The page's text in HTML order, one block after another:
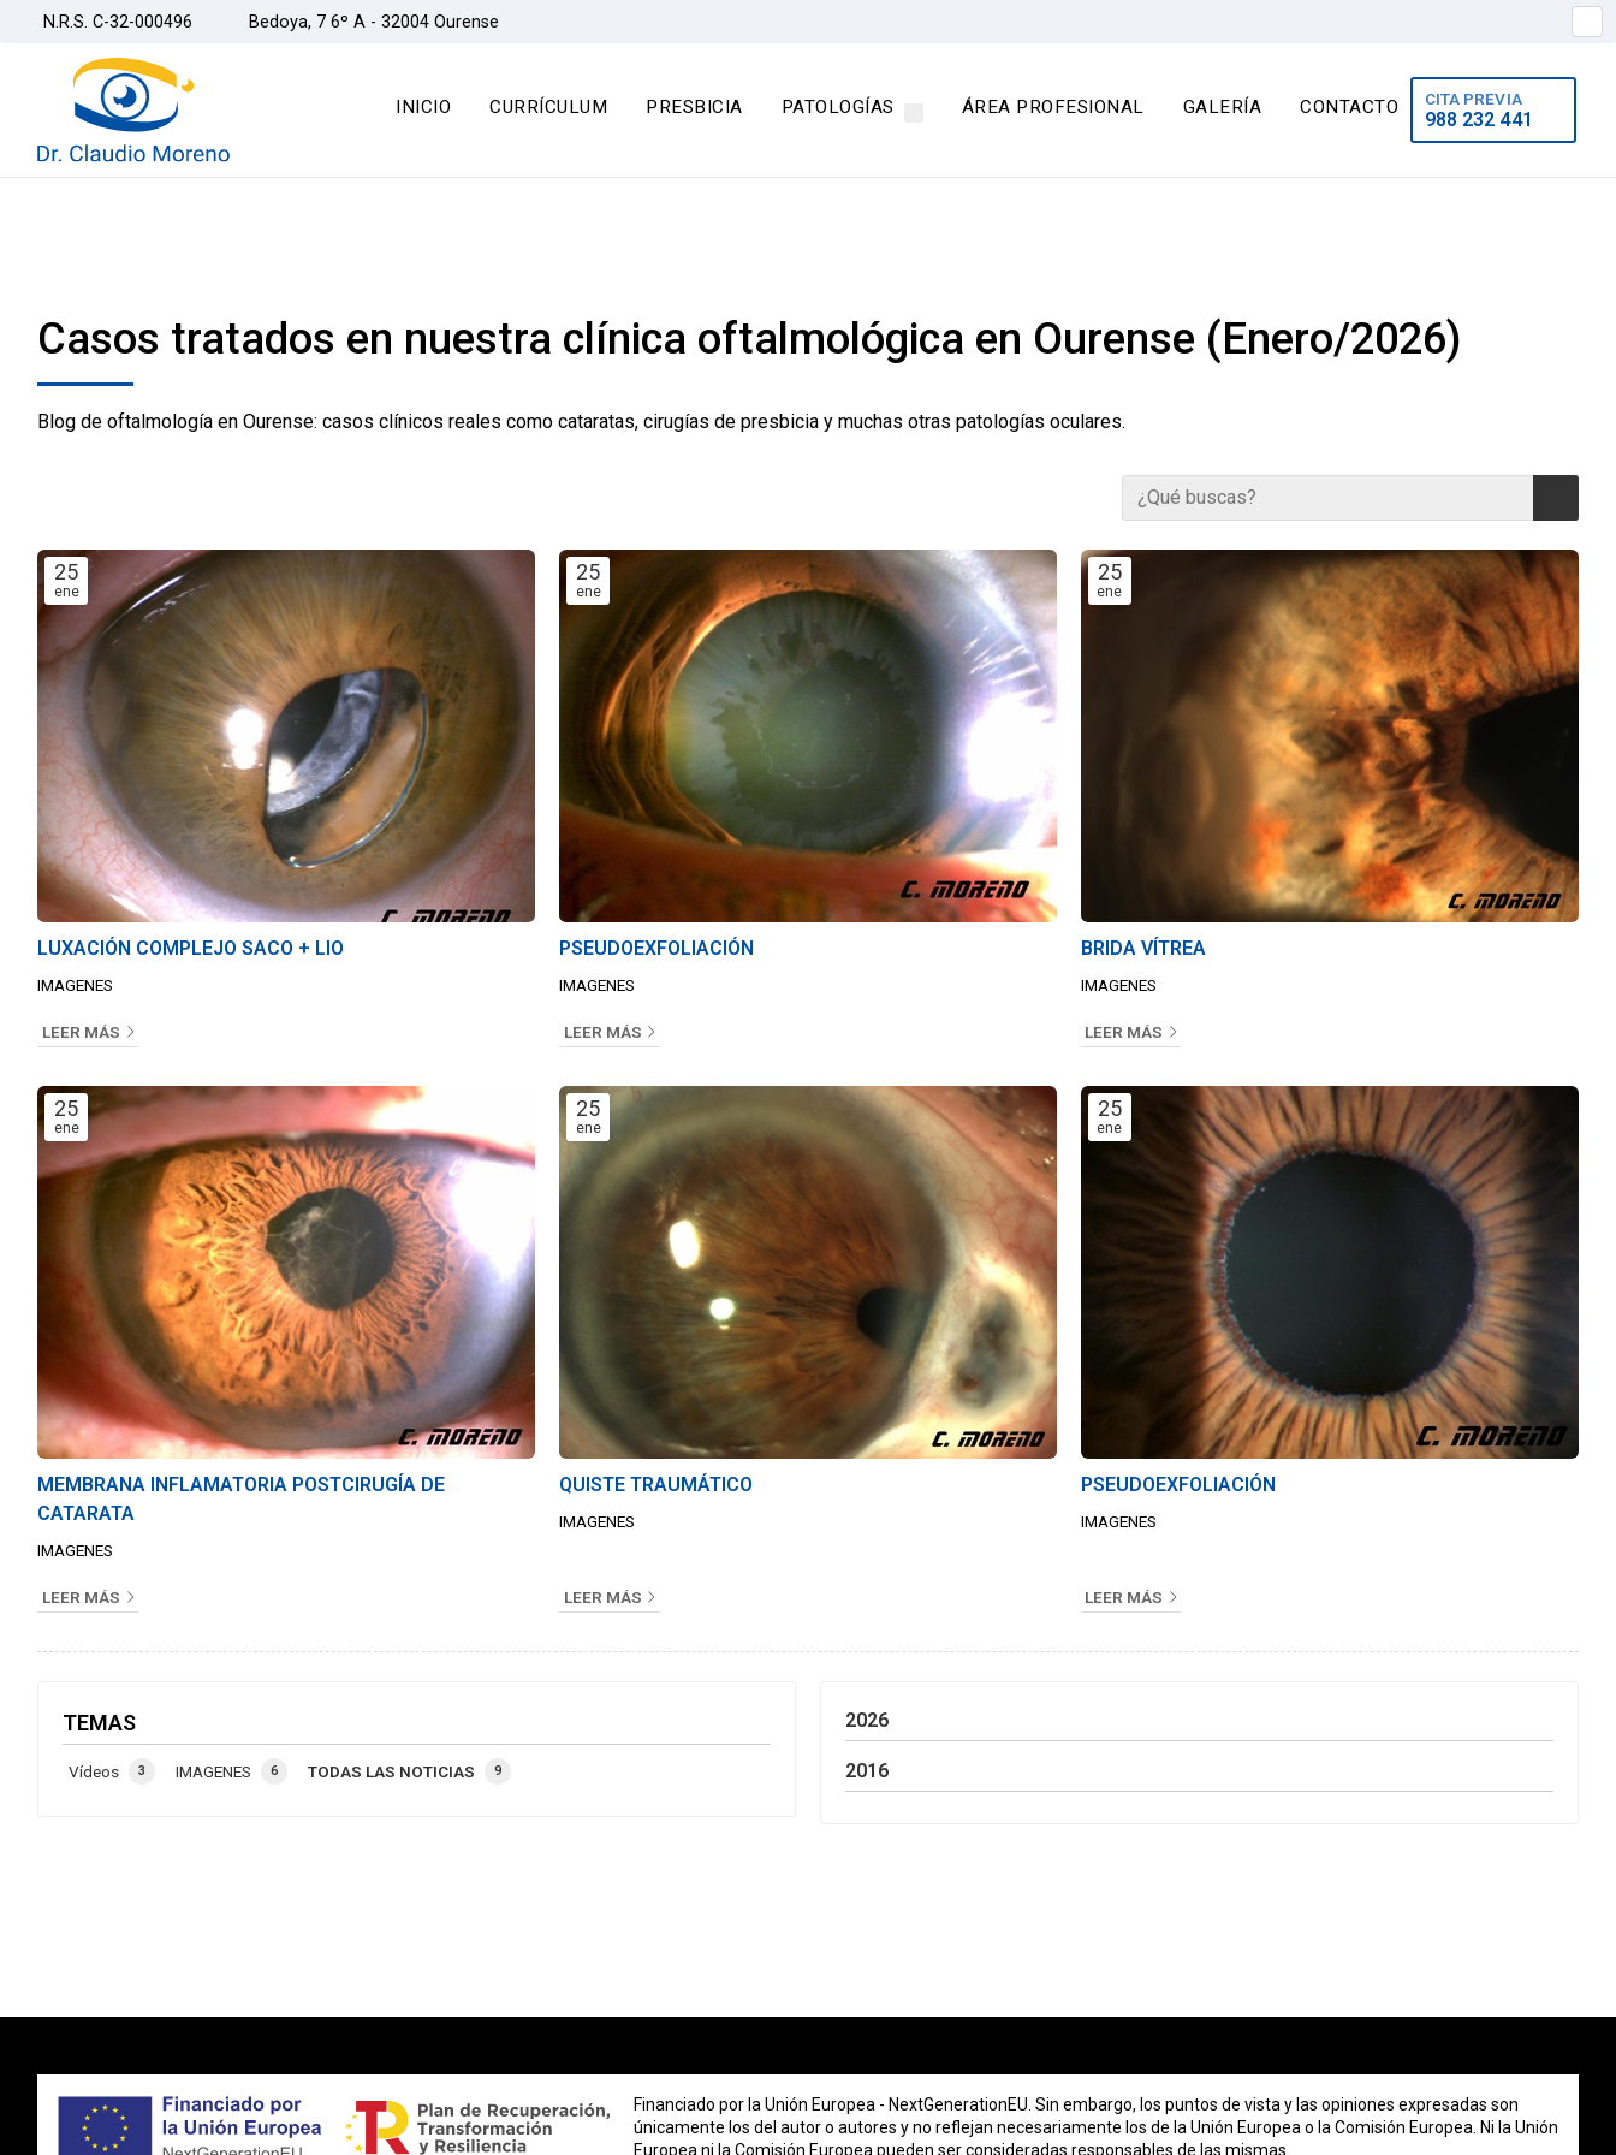
N.R.S. C-32-000496 Bedoya, 7 6º A - 32004 Ourense
INICIO CURRÍCULUM PRESBICIA PATOLOGÍAS ÁREA PROFESIONAL GALERÍA CONTACTO CITA PREVIA
988 232 441
Casos tratados en nuestra clínica oftalmológica en Ourense (Enero/2026)
Blog de oftalmología en Ourense: casos clínicos reales como cataratas, cirugías de presbicia y muchas otras patologías oculares.
TEMAS
TODAS LAS NOTICIAS 9
Vídeos 3 IMAGENES 6
25
ene
LUXACIÓN COMPLEJO SACO + LIO
IMAGENES
LEER MÁS
25
ene
PSEUDOEXFOLIACIÓN
IMAGENES
LEER MÁS
25
ene
BRIDA VÍTREA
IMAGENES
LEER MÁS
25
ene
MEMBRANA INFLAMATORIA POSTCIRUGÍA DE
CATARATA
IMAGENES
LEER MÁS
25
ene
QUISTE TRAUMÁTICO
IMAGENES
LEER MÁS
25
ene
PSEUDOEXFOLIACIÓN
IMAGENES
LEER MÁS
2026
2016
Financiado por la Unión Europea - NextGenerationEU. Sin embargo, los puntos de vista y las opiniones expresadas son
únicamente los del autor o autores y no reflejan necesariamente los de la Unión Europea o la Comisión Europea. Ni la Unión
Europea ni la Comisión Europea pueden ser consideradas responsables de las mismas.